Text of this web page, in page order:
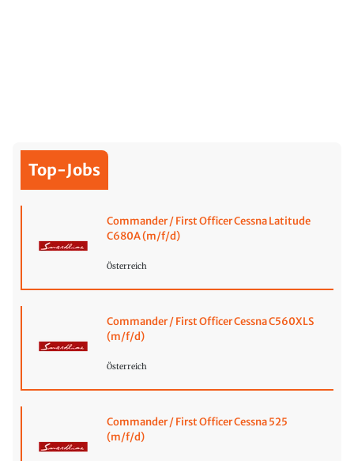
Top-Jobs
Commander / First Officer Cessna Latitude
C680A (m/f/d)
Österreich
Commander / First Officer Cessna C560XLS
(m/f/d)
Österreich
Commander / First Officer Cessna 525
(m/f/d)